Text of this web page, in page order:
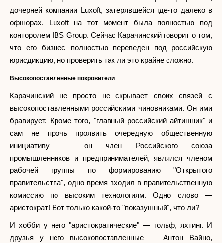
дочерней компании Luxoft, затерявшейся где-то далеко в
офшорах. Luxoft на тот момент была полностью под
конторолем IBS Group. Сейчас Карачинский говорит о том,
что его бизнес полностью переведен под российскую
юрисдикцию, но проверить так ли это крайне сложно.
Высокопоставленные покровители
Карачинский не просто не скрывает своих связей с
высокопоставленными российскими чиновниками. Он ими
бравирует. Кроме того, "главный российский айтишник" и
сам не прочь проявить очередную общественную
инициативу — он член Российского союза
промышленников и предпринимателей, являлся членом
рабочей группы по формированию "Открытого
правительства", одно время входил в правительственную
комиссию по высоким технологиям. Одно слово —
аристократ! Вот только какой-то "показушный", что ли?
И хобби у него "аристократические" — гольф, яхтинг. И
друзья у него высокопоставленные — Антон Вайно,